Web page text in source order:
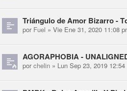
Triángulo de Amor Bizarro -
por Fuel » Vie Ene 31, 2020 11:08
AGORAPHOBIA -
porchelin » Lun Sep 23, 2019 12:54